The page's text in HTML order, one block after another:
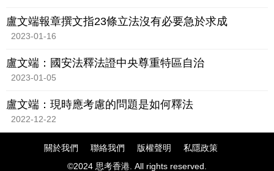
盧文端報章撰文指23條立法沒有必要急於求成
2023-01-16
盧文端：國安法釋法證中央尊重特區自治
2023-01-05
盧文端：現時應考慮的問題是如何釋法
2022-12-22
關於我們 聯絡我們 版權聲明
私隱政策
©2024 思考香港. All rights reserved.